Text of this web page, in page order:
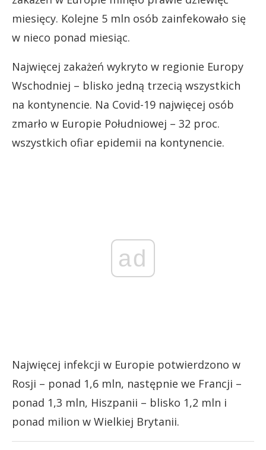
miesięcy. Kolejne 5 mln osób zainfekowało się
w nieco ponad miesiąc.
Najwięcej zakażeń wykryto w regionie Europy
Wschodniej – blisko jedną trzecią wszystkich
na kontynencie. Na Covid-19 najwięcej osób
zmarło w Europie Południowej – 32 proc.
wszystkich ofiar epidemii na kontynencie.
ad
Najwięcej infekcji w Europie potwierdzono w
Rosji – ponad 1,6 mln, następnie we Francji –
ponad 1,3 mln, Hiszpanii – blisko 1,2 mln i
ponad milion w Wielkiej Brytanii.